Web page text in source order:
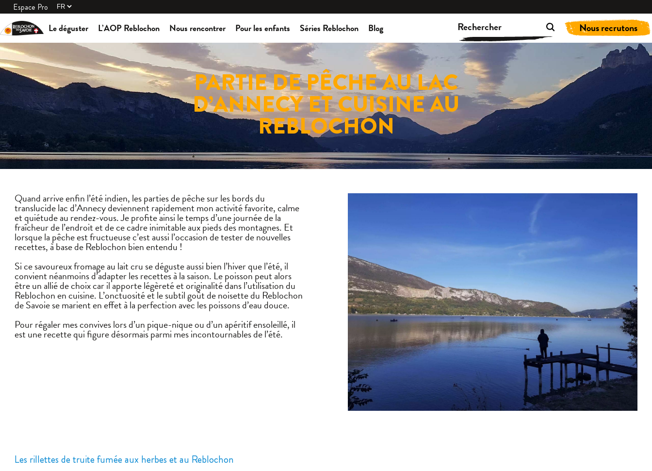
Espace Pro
Le déguster L’AOP Reblochon Nous rencontrer Pour les enfants Séries Reblochon Blog Nous recrutons
PARTIE DE PÊCHE AU LAC
D’ANNECY ET CUISINE AU
REBLOCHON
Quand arrive enfin l’été indien, les parties de pêche sur les bords du
translucide lac d’Annecy deviennent rapidement mon activité favorite, calme
et quiétude au rendez-vous. Je profite ainsi le temps d’une journée de la
fraîcheur de l’endroit et de ce cadre inimitable aux pieds des montagnes. Et
lorsque la pêche est fructueuse c’est aussi l’occasion de tester de nouvelles
recettes, à base de Reblochon bien entendu !
Si ce savoureux fromage au lait cru se déguste aussi bien l’hiver que l’été, il
convient néanmoins d’adapter les recettes à la saison. Le poisson peut alors
être un allié de choix car il apporte légèreté et originalité dans l’utilisation du
Reblochon en cuisine. L’onctuosité et le subtil goût de noisette du Reblochon
de Savoie se marient en effet à la perfection avec les poissons d’eau douce.
Pour régaler mes convives lors d’un pique-nique ou d’un apéritif ensoleillé, il
est une recette qui figure désormais parmi mes incontournables de l’été.
Les rillettes de truite fumée aux herbes et au Reblochon